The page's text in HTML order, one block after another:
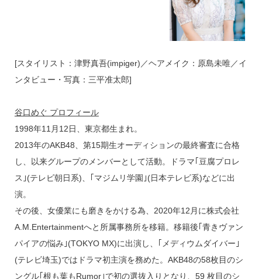
[スタイリスト：津野真吾(impiger)／ヘアメイク：原島未唯／イ
ンタビュー・写真：三平准太郎]
谷口めぐ プロフィール
1998年11月12日、東京都生まれ。
2013年のAKB48、第15期生オーディションの最終審査に合格
し、以来グループのメンバーとして活動。ドラマ｢豆腐プロレ
ス｣(テレビ朝日系)、｢マジムリ学園｣(日本テレビ系)などに出
演。
その後、女優業にも磨きをかける為、2020年12月に株式会社
A.M.Entertainmentへと所属事務所を移籍。移籍後｢青きヴァン
パイアの悩み｣(TOKYO MX)に出演し、｢メディウムダイバー｣
(テレビ埼玉)ではドラマ初主演を務めた。AKB48の58枚目のシ
ングル｢根も葉もRumor｣で初の選抜入りとなり、59 枚目のシ